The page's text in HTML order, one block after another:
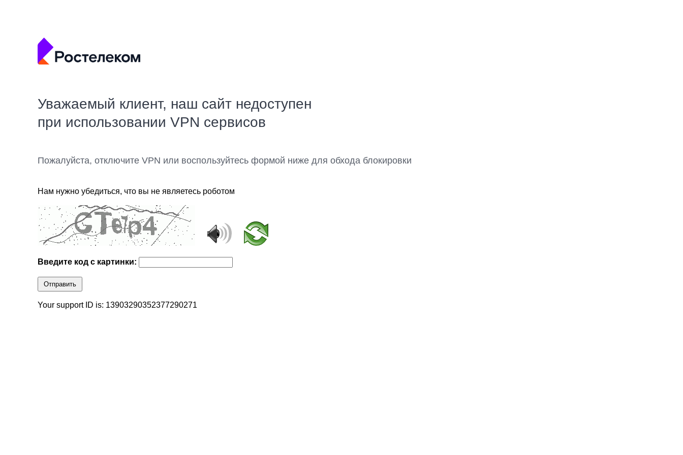
Уважаемый клиент, наш сайт недоступен
при использовании VPN сервисов
Пожалуйста, отключите VPN или воспользуйтесь формой ниже для обхода блокировки
Нам нужно убедиться, что вы не являетесь роботом
Введите код с картинки:
Отправить
Your support ID is: 13903290352377290271